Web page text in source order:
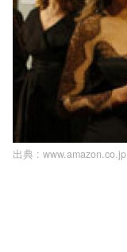
出典 : www.amazon.co.jp